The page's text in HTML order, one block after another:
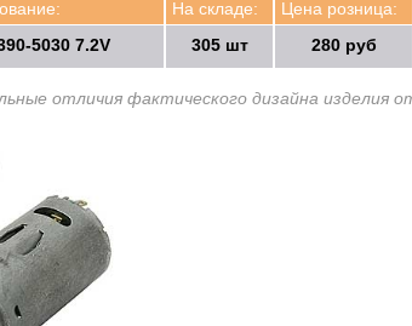
5030 7.2V
На складе:
305 шт
Цена розница:
280 руб
отличия фактического дизайна изделия